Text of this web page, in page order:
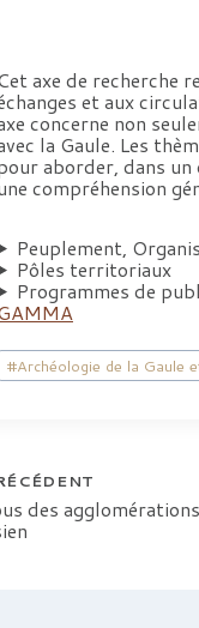
axe de recherche
et aux
concerne non
la Gaule. Les
aborder, dans
compréhension
Peuplement,
Pôles territoriaux
Programmes de
#Archéologie de la Gaule
des